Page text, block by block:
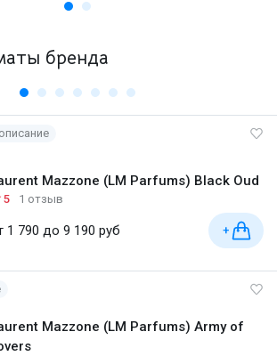
бренда
описание
Mazzone (LM Parfums) Black Oud
5 1 отзыв
1 790 до 9 190 руб +
Mazzone (LM Parfums) Army of